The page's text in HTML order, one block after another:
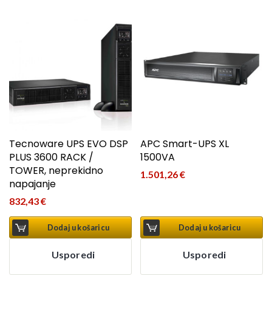
Tecnoware UPS EVO DSP
PLUS 3600 RACK /
TOWER, neprekidno
napajanje
832,43€
Dodaj u košaricu
Usporedi
APC Smart-UPS XL
1500VA
1.501,26€
Dodaj u košaricu
Usporedi